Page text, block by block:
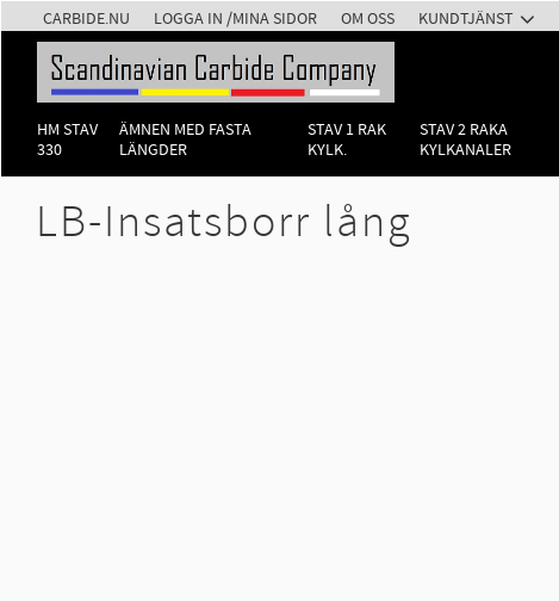
CARBIDE.NU LOGGA IN /MINA SIDOR OM OSS KUNDTJÄNST
HM STAV
330
ÄMNEN MED FASTA
LÄNGDER
STAV 1 RAK
KYLK.
STAV 2 RAKA
KYLKANALER
LB-Insatsborr lång